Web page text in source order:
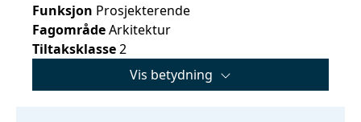
Funksjon Prosjekterende
FagområdeArkitektur
Tiltaksklasse2
Vis betydning